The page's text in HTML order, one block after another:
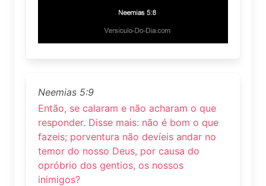
Neemias 5:9
Então, se calaram e não acharam o que
responder. Disse mais: não é bom o que
fazeis; porventura não devíeis andar no
temor do nosso Deus, por causa do
opróbrio dos gentios, os nossos
inimigos?